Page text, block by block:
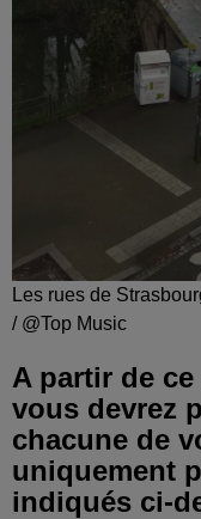
Les rues de
/ @Top Music
A partir de
vous devrez
chacune de
uniquement
indiqués ci-